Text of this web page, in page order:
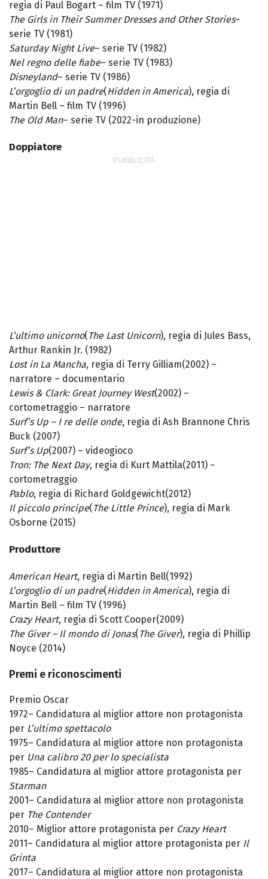
regia di Paul Bogart – film TV (1971)
The Girls in Their Summer Dresses and Other Stories–
serie TV (1981)
Saturday Night Live– serie TV (1982)
Nel regno delle fiabe– serie TV (1983)
Disneyland– serie TV (1986)
L’orgoglio di un padre(Hidden in America), regia di
Martin Bell – film TV (1996)
The Old Man– serie TV (2022-in produzione)
Doppiatore
L’ultimo unicorno( The Last Unicorn), regia di Jules Bass,
Arthur Rankin Jr. (1982)
Lost in La Mancha, regia di Terry Gilliam(2002) –
narratore – documentario
Lewis & Clark: Great Journey West(2002) –
cortometraggio – narratore
Surf’s Up – I re delle onde, regia di Ash Brannone Chris
Buck (2007)
Surf’s Up(2007) – videogioco
Tron: The Next Day, regia di Kurt Mattila(2011) –
cortometraggio
Pablo, regia di Richard Goldgewicht(2012)
Il piccolo principe( The Little Prince), regia di Mark
Osborne (2015)
Produttore
American Heart, regia di Martin Bell(1992)
L’orgoglio di un padre(Hidden in America), regia di
Martin Bell – film TV (1996)
Crazy Heart, regia di Scott Cooper(2009)
The Giver – Il mondo di Jonas( The Giver), regia di Phillip
Noyce (2014)
Premi e riconoscimenti
Premio Oscar
1972– Candidatura al miglior attore non protagonista
per L’ultimo spettacolo
1975– Candidatura al miglior attore non protagonista
per Una calibro 20 per lo specialista
1985– Candidatura al miglior attore protagonista per
Starman
2001– Candidatura al miglior attore non protagonista
per The Contender
2010– Miglior attore protagonista per Crazy Heart
2011– Candidatura al miglior attore protagonista per Il
Grinta
2017– Candidatura al miglior attore non protagonista